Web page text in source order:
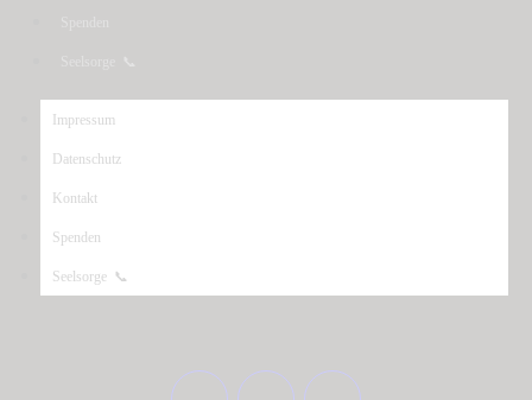
Impressum
Datenschutz
Kontakt
Spenden
Seelsorge 📞